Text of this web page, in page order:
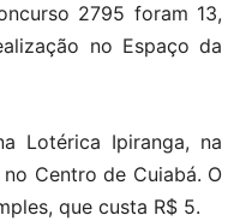
2795 foram 13,
no Espaço da
Lotérica Ipiranga, na
Centro de Cuiabá. O
que custa R$ 5.